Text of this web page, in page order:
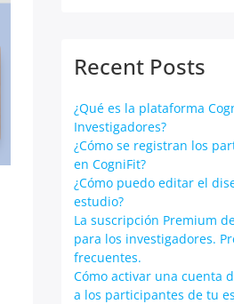
Recent Posts
¿Qué es la plataforma
Investigadores?
¿Cómo se registran los
en CogniFit?
¿Cómo puedo editar el
estudio?
La suscripción Premium
para los investigadores.
frecuentes.
Cómo activar una cuenta
a los participantes de tu